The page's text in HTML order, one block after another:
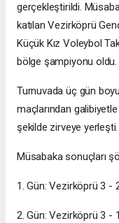
gerçekleştirildi.
katılan Vezirköprü
Küçük Kız Voleybol
bölge şampiyonu oldu.
Turnuvada üç gün
maçlarından
şekilde zirveye yerleşti.
Müsabaka sonuçları
1. Gün: Vezirköprü 3 -
2. Gün: Vezirköprü 3 -